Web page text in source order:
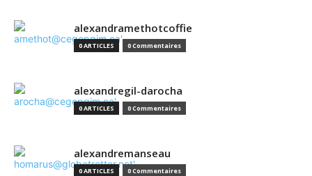
alexandramethotcoffie
0 ARTICLES 0 Commentaires
alexandregil-darocha
0 ARTICLES 0 Commentaires
alexandremanseau
0 ARTICLES 0 Commentaires